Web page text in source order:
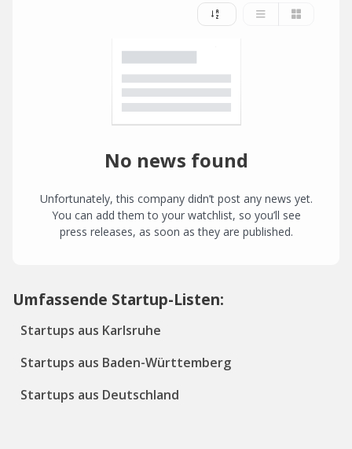
No news found
Unfortunately, this company didn’t post any news yet.
You can add them to your watchlist, so you’ll see
press releases, as soon as they are published.
Umfassende Startup-Listen:
Startups aus Karlsruhe
Startups aus Baden-Württemberg
Startups aus Deutschland